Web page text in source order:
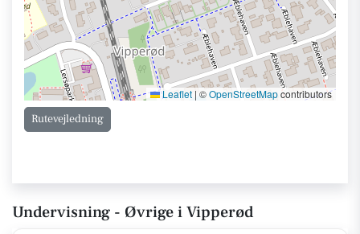
Leaflet | ©OpenStreetMapcontributors
Rutevejledning
Undervisning - Øvrige i Vipperød